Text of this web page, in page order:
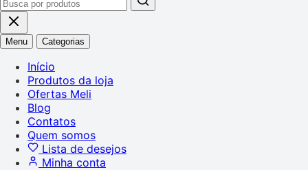
Menu Categorias
Início
Produtos da loja
Ofertas Meli
Blog
Contatos
Quem somos
Lista de desejos
Minha conta